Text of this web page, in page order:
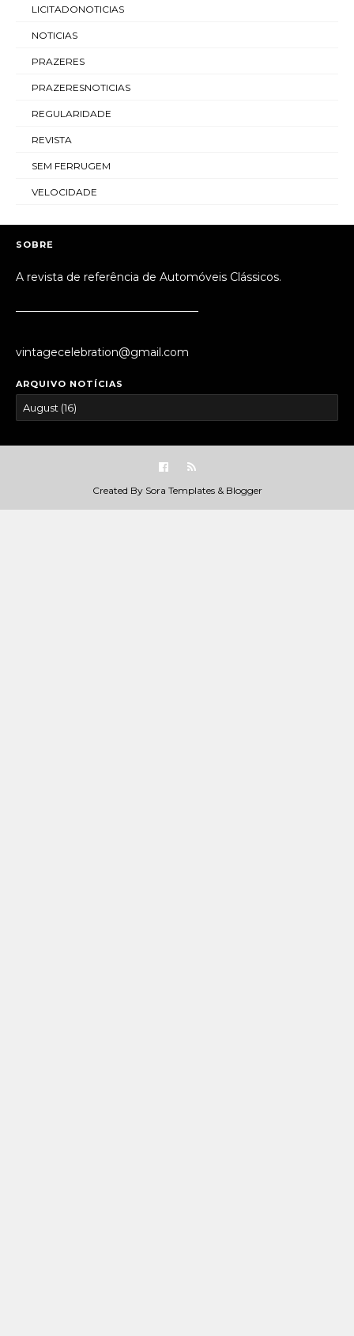
LICITADONOTICIAS
NOTICIAS
PRAZERES
PRAZERESNOTICIAS
REGULARIDADE
REVISTA
SEM FERRUGEM
VELOCIDADE
SOBRE
A revista de referência de Automóveis Clássicos.
vintagecelebration@gmail.com
ARQUIVO NOTÍCIAS
Created By Sora Templates& Blogger